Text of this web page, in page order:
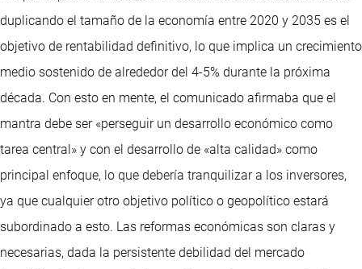
duplicando el tamaño de la economía entre 2020 y 2035 es el
objetivo de rentabilidad definitivo, lo que implica un crecimiento
medio sostenido de alrededor del 4-5% durante la próxima
década. Con esto en mente, el comunicado afirmaba que el
mantra debe ser «perseguir un desarrollo económico como
tarea central» y con el desarrollo de «alta calidad» como
principal enfoque, lo que debería tranquilizar a los inversores,
ya que cualquier otro objetivo político o geopolítico estará
subordinado a esto. Las reformas económicas son claras y
necesarias, dada la persistente debilidad del mercado